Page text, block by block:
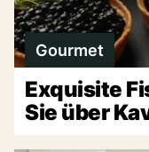
Gourmet
Exquisite
Sie über